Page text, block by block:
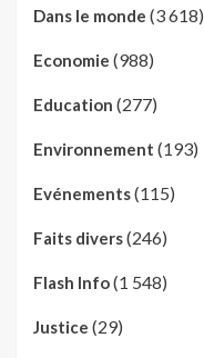
Dans le monde (3 618)
Economie (988)
Education (277)
Environnement (193)
Evénements(115)
Faits divers(246)
Flash Info(1 548)
Justice (29)